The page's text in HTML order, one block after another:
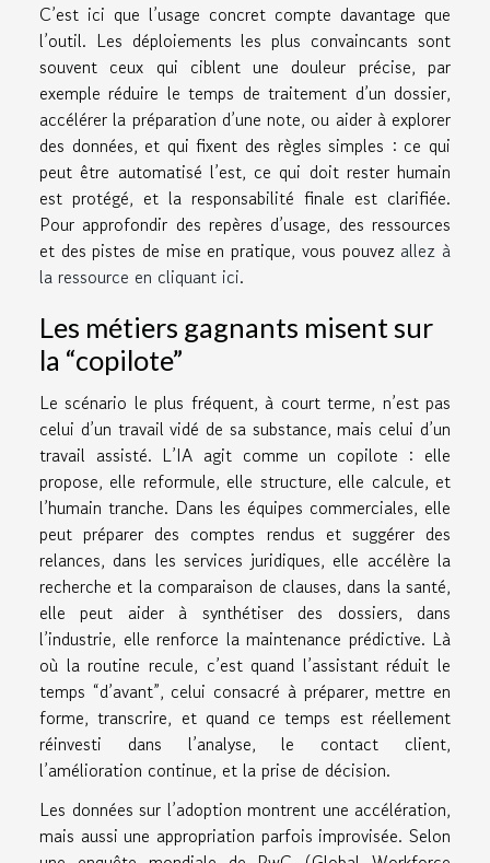
C’est ici que l’usage concret compte davantage que
l’outil. Les déploiements les plus convaincants sont
souvent ceux qui ciblent une douleur précise, par
exemple réduire le temps de traitement d’un dossier,
accélérer la préparation d’une note, ou aider à explorer
des données, et qui fixent des règles simples : ce qui
peut être automatisé l’est, ce qui doit rester humain
est protégé, et la responsabilité finale est clarifiée.
Pour approfondir des repères d’usage, des ressources
et des pistes de mise en pratique, vous pouvez allez à
la ressource en cliquant ici.
Les métiers gagnants misent sur
la “copilote”
Le scénario le plus fréquent, à court terme, n’est pas
celui d’un travail vidé de sa substance, mais celui d’un
travail assisté. L’IA agit comme un copilote : elle
propose, elle reformule, elle structure, elle calcule, et
l’humain tranche. Dans les équipes commerciales, elle
peut préparer des comptes rendus et suggérer des
relances, dans les services juridiques, elle accélère la
recherche et la comparaison de clauses, dans la santé,
elle peut aider à synthétiser des dossiers, dans
l’industrie, elle renforce la maintenance prédictive. Là
où la routine recule, c’est quand l’assistant réduit le
temps “d’avant”, celui consacré à préparer, mettre en
forme, transcrire, et quand ce temps est réellement
réinvesti dans l’analyse, le contact client,
l’amélioration continue, et la prise de décision.
Les données sur l’adoption montrent une accélération,
mais aussi une appropriation parfois improvisée. Selon